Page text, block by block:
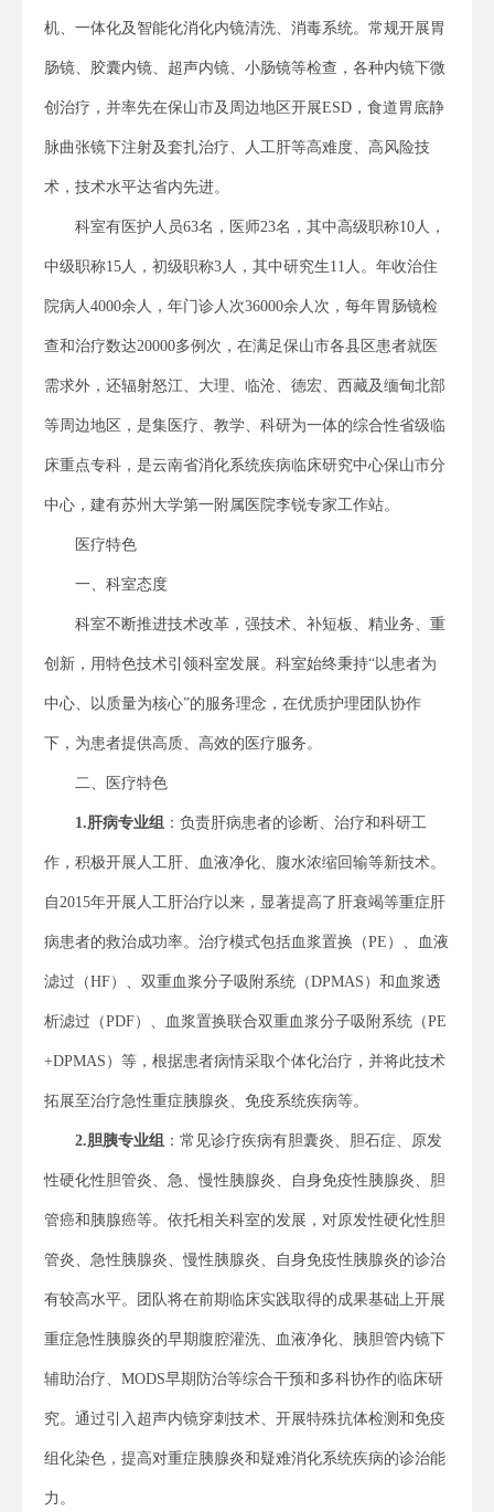
机、一体化及智能化消化内镜清洗、消毒系统。常规开展胃
肠镜、胶囊内镜、超声内镜、小肠镜等检查，各种内镜下微
创治疗，并率先在保山市及周边地区开展ESD，食道胃底静
脉曲张镜下注射及套扎治疗、人工肝等高难度、高风险技
术，技术水平达省内先进。
科室有医护人员63名，医师23名，其中高级职称10人，
中级职称15人，初级职称3人，其中研究生11人。年收治住
院病人4000余人，年门诊人次36000余人次，每年胃肠镜检
查和治疗数达20000多例次，在满足保山市各县区患者就医
需求外，还辐射怒江、大理、临沧、德宏、西藏及缅甸北部
等周边地区，是集医疗、教学、科研为一体的综合性省级临
床重点专科，是云南省消化系统疾病临床研究中心保山市分
中心，建有苏州大学第一附属医院李锐专家工作站。
医疗特色
一、科室态度
科室不断推进技术改革，强技术、补短板、精业务、重
创新，用特色技术引领科室发展。科室始终秉持“以患者为
中心、以质量为核心”的服务理念，在优质护理团队协作
下，为患者提供高质、高效的医疗服务。
二、医疗特色
1.肝病专业组 ：负责肝病患者的诊断、治疗和科研工
作，积极开展人工肝、血液净化、腹水浓缩回输等新技术。
自2015年开展人工肝治疗以来，显著提高了肝衰竭等重症肝
病患者的救治成功率。治疗模式包括血浆置换（PE）、血液
滤过（HF）、双重血浆分子吸附系统（DPMAS）和血浆透
析滤过（PDF）、血浆置换联合双重血浆分子吸附系统（PE
+DPMAS）等，根据患者病情采取个体化治疗，并将此技术
拓展至治疗急性重症胰腺炎、免疫系统疾病等。
2.胆胰专业组 ：常见诊疗疾病有胆囊炎、胆石症、原发
性硬化性胆管炎、急、慢性胰腺炎、自身免疫性胰腺炎、胆
管癌和胰腺癌等。依托相关科室的发展，对原发性硬化性胆
管炎、急性胰腺炎、慢性胰腺炎、自身免疫性胰腺炎的诊治
有较高水平。团队将在前期临床实践取得的成果基础上开展
重症急性胰腺炎的早期腹腔灌洗、血液净化、胰胆管内镜下
辅助治疗、MODS早期防治等综合干预和多科协作的临床研
究。通过引入超声内镜穿刺技术、开展特殊抗体检测和免疫
组化染色，提高对重症胰腺炎和疑难消化系统疾病的诊治能
力。